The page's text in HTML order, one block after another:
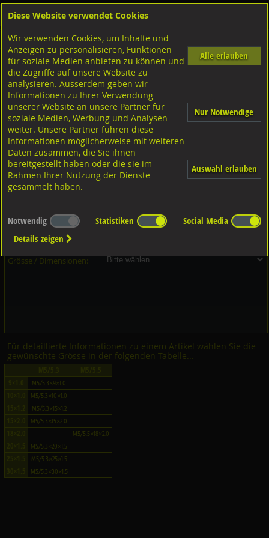
Shop Unterlagscheiben Diverse Unterlagscheiben nach Grösse
Unterlagscheiben, A2 rostfrei
Dieser Artikel ist in 8 Grössen erhältlich - Bitte wählen Sie...
Artikel-Nr.:
Verpackungs-Einheit:
Grösse / Dimensionen:
Für detaillierte Informationen zu einem Artikel wählen Sie die
gewünschte Grösse in der folgenden Tabelle...
M5/5.3×9×1.0
M5/5.3×10×1.0
M5/5.3×15×1.2
M5/5.3×15×2.0
M5/5.5×18×2.0
M5/5.3×20×1.5
M5/5.3×25×1.5
M5/5.3×30×1.5
Diese Website verwendet Cookies
Wir verwenden Cookies, um Inhalte und
Anzeigen zu personalisieren, Funktionen
für soziale Medien anbieten zu können und
die Zugriffe auf unsere Website zu
analysieren. Ausserdem geben wir
Informationen zu Ihrer Verwendung
unserer Website an unsere Partner für
soziale Medien, Werbung und Analysen
weiter. Unsere Partner führen diese
Informationen möglicherweise mit weiteren
Daten zusammen, die Sie ihnen
bereitgestellt haben oder die sie im
Rahmen Ihrer Nutzung der Dienste
gesammelt haben.
Alle erlauben
Nur Notwendige
Auswahl erlauben
Notwendig Statistiken
Social Media
Details zeigen